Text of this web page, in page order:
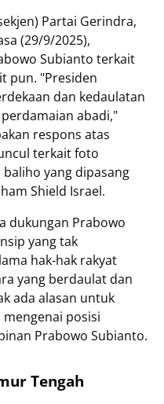
Partai Gerindra,
(29/9/2025),
Subianto terkait
pun. "Presiden
dan kedaulatan
abadi,"
respons atas
terkait foto
yang dipasang
Shield Israel.
dukungan Prabowo
yang tak
hak-hak rakyat
yang berdaulat dan
ada alasan untuk
posisi
Prabowo Subianto.
Tengah